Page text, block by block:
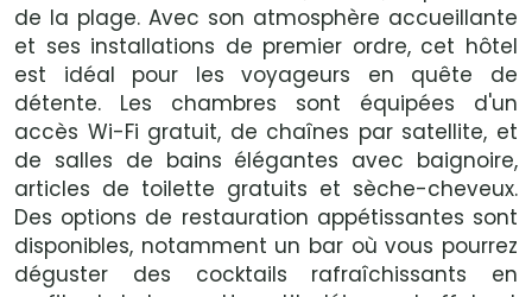
de la plage. Avec son atmosphère accueillante
et ses installations de premier ordre, cet hôtel
est idéal pour les voyageurs en quête de
détente. Les chambres sont équipées d'un
accès Wi-Fi gratuit, de chaînes par satellite, et
de salles de bains élégantes avec baignoire,
articles de toilette gratuits et sèche-cheveux.
Des options de restauration appétissantes sont
disponibles, notamment un bar où vous pourrez
déguster des cocktails rafraîchissants en